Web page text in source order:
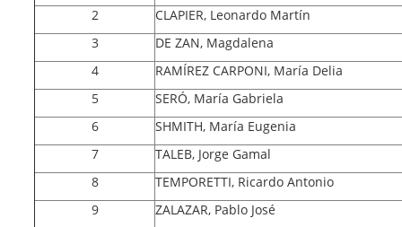
2
CLAPIER, Leonardo Martín
3
DE ZAN, Magdalena
4
RAMÍREZ CARPONI, María Delia
5
SERÓ, María Gabriela
6
SHMITH, María Eugenia
7
TALEB, Jorge Gamal
8
TEMPORETTI, Ricardo Antonio
9
ZALAZAR, Pablo José